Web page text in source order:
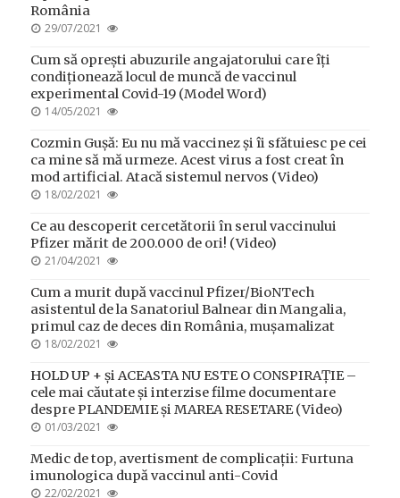
România
POSTED
29/07/2021
Cum să oprești abuzurile angajatorului care îți
condiționează locul de muncă de vaccinul
experimental Covid-19 (Model Word)
POSTED
14/05/2021
Cozmin Gușă: Eu nu mă vaccinez și îi sfătuiesc pe cei
ca mine să mă urmeze. Acest virus a fost creat în
mod artificial. Atacă sistemul nervos (Video)
POSTED
18/02/2021
Ce au descoperit cercetătorii în serul vaccinului
Pfizer mărit de 200.000 de ori! (Video)
POSTED
21/04/2021
Cum a murit după vaccinul Pfizer/BioNTech
asistentul de la Sanatoriul Balnear din Mangalia,
primul caz de deces din România, mușamalizat
POSTED
18/02/2021
HOLD UP + și ACEASTA NU ESTE O CONSPIRAȚIE –
cele mai căutate și interzise filme documentare
despre PLANDEMIE și MAREA RESETARE (Video)
POSTED
01/03/2021
Medic de top, avertisment de complicații: Furtuna
imunologica după vaccinul anti-Covid
POSTED
22/02/2021